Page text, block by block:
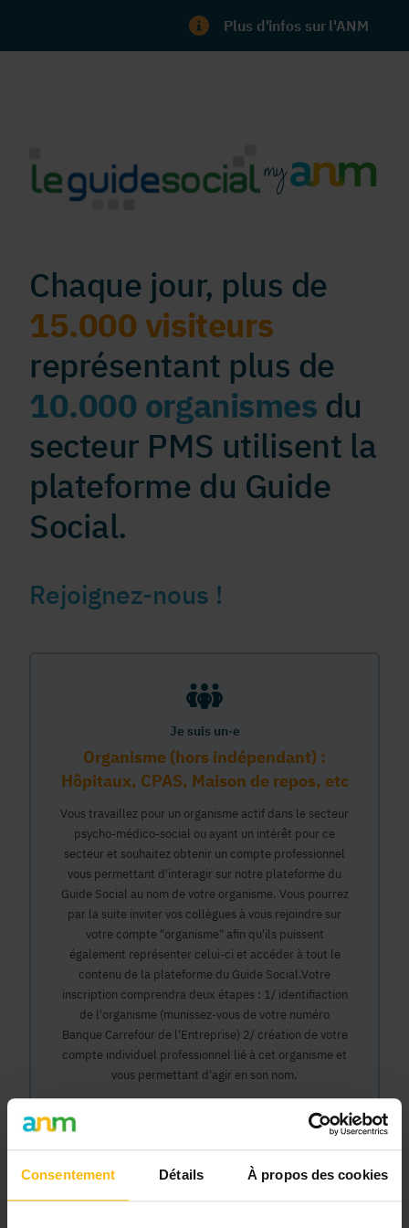
Consentement Détails À propos des cookies
Plus d'infos sur l'ANM
Chaque jour, plus de
15.000 visiteurs
représentant plus de
10.000 organismes du
secteur PMS utilisent la
plateforme du Guide
Social.
Rejoignez-nous !
Je suis un·e
Organisme (hors indépendant) :
Hôpitaux, CPAS, Maison de repos, etc
Vous travaillez pour un organisme actif dans le secteur
psycho-médico-social ou ayant un intérêt pour ce
secteur et souhaitez obtenir un compte professionnel
vous permettant d'interagir sur notre plateforme du
Guide Social au nom de votre organisme. Vous pourrez
par la suite inviter vos collègues à vous rejoindre sur
votre compte "organisme" afin qu'ils puissent
également représenter celui-ci et accéder à tout le
contenu de la plateforme du Guide Social.Votre
inscription comprendra deux étapes : 1/ identifiaction
de l'organisme (munissez-vous de votre numéro
Banque Carrefour de l'Entreprise) 2/ création de votre
compte individuel professionnel lié à cet organisme et
vous permettant d'agir en son nom.